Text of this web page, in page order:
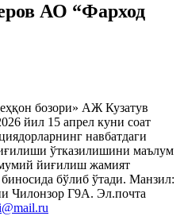
АО “Фарход
бозори» АЖ Кузатув
йил 15 апрел куни соат
навбатдаги
ўтказилишини маълум
йиғилиш жамият
бўлиб ўтади. Манзил:
Чилонзор Г9А. Эл.почта